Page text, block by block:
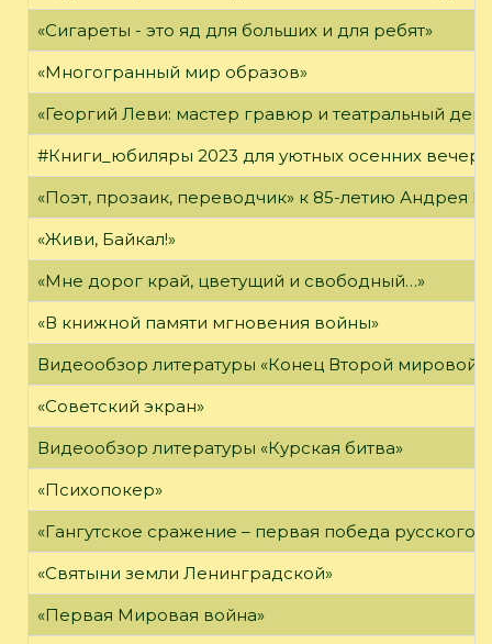
«Сигареты - это яд для больших и для ребят»
«Многогранный мир образов»
«Георгий Леви: мастер гравюр и театральный
#Книги_юбиляры 2023 для уютных осенних
«Поэт, прозаик, переводчик» к 85-летию Андрея
«Живи, Байкал!»
«Мне дорог край, цветущий и свободный…»
«В книжной памяти мгновения войны»
Видеообзор литературы «Конец Второй мировой
«Советский экран»
Видеообзор литературы «Курская битва»
«Психопокер»
«Гангутское сражение – первая победа русского
«Святыни земли Ленинградской»
«Первая Мировая война»